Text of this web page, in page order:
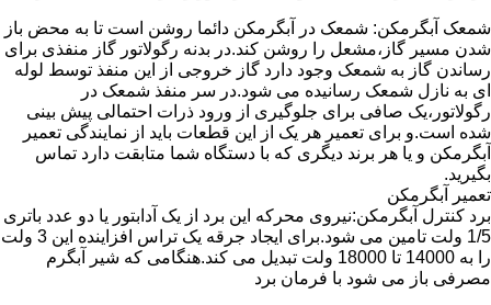
شمعک آبگرمکن: شمعک در آبگرمکن دائما روشن است تا به محض باز
شدن مسیر گاز،مشعل را روشن کند.در بدنه رگولاتور گاز منفذی برای
رساندن گاز به شمعک وجود دارد گاز خروجی از این منفذ توسط لوله
ای به نازل شمعک رسانیده می شود.در سر منفذ شمعک در
رگولاتور،یک صافی برای جلوگیری از ورود ذرات احتمالی پیش بینی
شده است.و برای تعمیر هر یک از این قطعات باید از نمایندگی تعمیر
آبگرمکن و یا هر برند دیگری که با دستگاه شما متابقت دارد تماس
بگیرید.
تعمیر آبگرمکن
برد کنترل آبگرمکن:نیروی محرکه این برد از یک آدابتور یا دو عدد باتری
1/5 ولت تامین می شود.برای ایجاد جرقه یک تراس افزاینده این 3 ولت
را به 14000 تا 18000 ولت تبدیل می کند.هنگامی که شیر آبگرم
مصرفی باز می شود با فرمان برد